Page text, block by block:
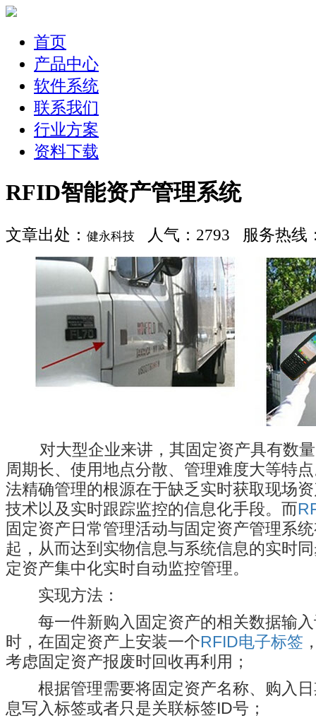
首页
产品中心
软件系统
联系我们
行业方案
资料下载
RFID智能资产管理系统
文章出处： 健永科技 人气：2793 服务热线
对大型企业来讲，其固定资产具有数量
周期长、使用地点分散、管理难度大等特
法精确管理的根源在于缺乏实时获取现场
技术以及实时跟踪监控的信息化手段。而
固定资产日常管理活动与固定资产管理系
起，从而达到实物信息与系统信息的实时
定资产集中化实时自动监控管理。
实现方法：
每一件新购入固定资产的相关数据输入
时，在固定资产上安装一个RFID电子标签
考虑固定资产报废时回收再利用；
根据管理需要将固定资产名称、购入日
息写入标签或者只是关联标签ID号；